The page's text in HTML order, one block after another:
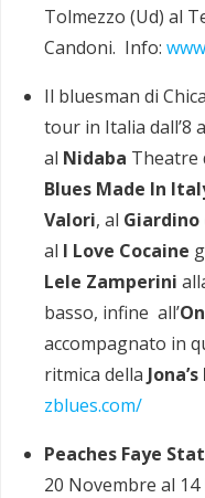
Tolmezzo (Ud) al
Candoni. Info:
Il bluesman di
tour in Italia dall’8
al Nidaba Theatre
Blues Made In
Valori, al
al I Love Cocaine
Lele Zamperini
basso, infine all’
accompagnato in
ritmica della
zblues.com/
Peaches Faye
20 Novembre al